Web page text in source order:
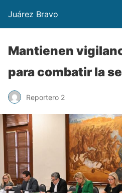
Juárez Bravo
Mantienen
para combatir la
Reportero 2